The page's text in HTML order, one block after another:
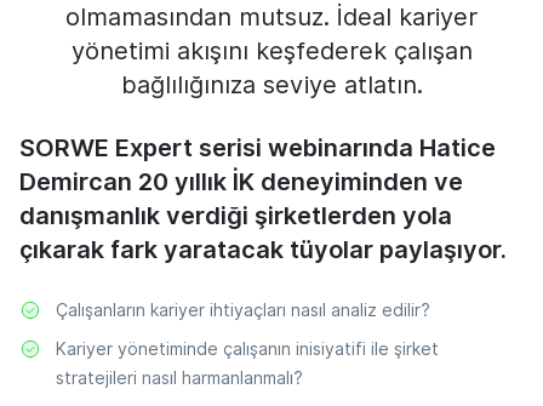
olmamasından mutsuz. İdeal kariyer
yönetimi akışını keşfederek çalışan
bağlılığınıza seviye atlatın.
SORWE Expert serisi webinarında Hatice
Demircan 20 yıllık İK deneyiminden ve
danışmanlık verdiği şirketlerden yola
çıkarak fark yaratacak tüyolar paylaşıyor.
Çalışanların kariyer ihtiyaçları nasıl analiz edilir?
Kariyer yönetiminde çalışanın inisiyatifi ile şirket
stratejileri nasıl harmanlanmalı?